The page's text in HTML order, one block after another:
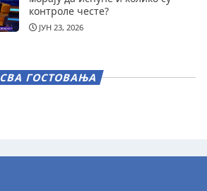
контроле честе?
ЈУН 23, 2026
СВА ГОСТОВАЊА